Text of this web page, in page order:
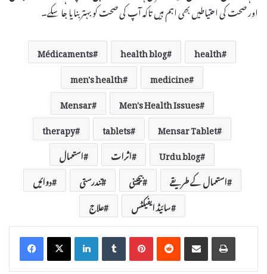
اور صحت کی احتیاطیں بھی اہم ہیں تاکہ آپ کی صحت کو بہتر بنایا جا سکے۔
health
health blog
Médicaments
medicine
men's health
Men's Health Issues
Mensar
Mensar Tablet
tablets
therapy
Urdu blog
اثرات
استعمال
استعمال کے طریقے
بیچینی تندرستی
دوائیں
سائیڈ ایفیکٹس
علاج
LinkedInTumblrPinterestReddit Share via Email Print